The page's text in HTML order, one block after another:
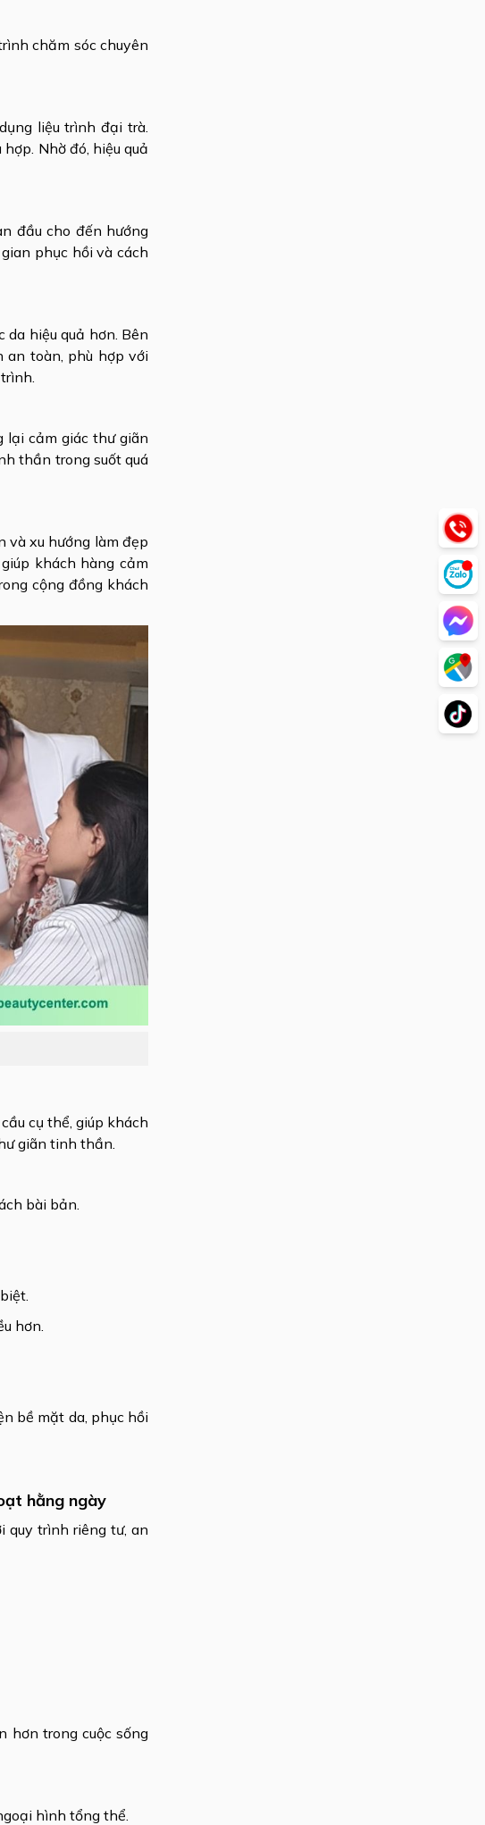
chăm sóc chuyên
liệu trình đại trà.
Nhờ đó, hiệu quả
đầu cho đến hướng
phục hồi và cách
hiệu quả hơn. Bên
an toàn, phù hợp với
lại cảm giác thư giãn
thần trong suốt quá
và xu hướng làm đẹp
khách hàng cảm
cộng đồng khách
cụ thể, giúp khách
giãn tinh thần.
bài bản.
hơn.
bề mặt da, phục hồi
hằng ngày
quy trình riêng tư, an
hơn trong cuộc sống
hình tổng thể.